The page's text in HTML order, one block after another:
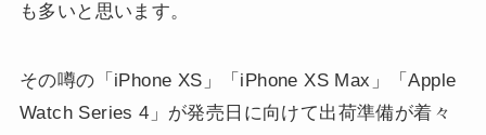
も多いと思います。
その噂の「iPhone XS」「iPhone XS Max」「Apple
Watch Series 4」が発売日に向けて出荷準備が着々